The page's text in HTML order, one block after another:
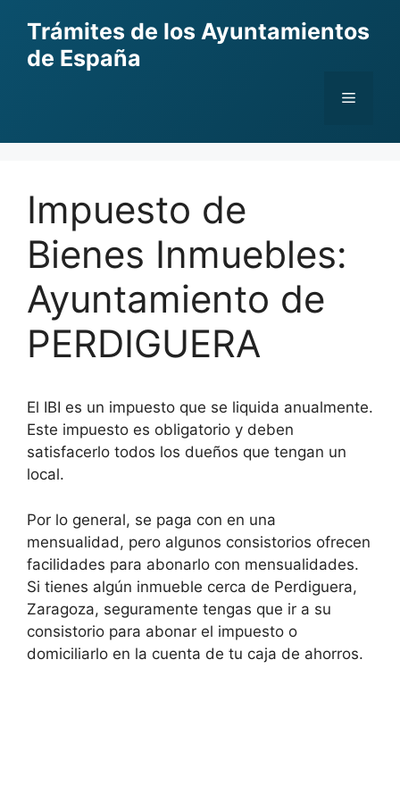
content
Trámites de los Ayuntamientos
de España
Menu
Impuesto de
Bienes Inmuebles:
Ayuntamiento de
PERDIGUERA
El IBI es un impuesto que se liquida anualmente.
Este impuesto es obligatorio y deben
satisfacerlo todos los dueños que tengan un
local.
Por lo general, se paga con en una
mensualidad, pero algunos consistorios ofrecen
facilidades para abonarlo con mensualidades.
Si tienes algún inmueble cerca de Perdiguera,
Zaragoza, seguramente tengas que ir a su
consistorio para abonar el impuesto o
domiciliarlo en la cuenta de tu caja de ahorros.